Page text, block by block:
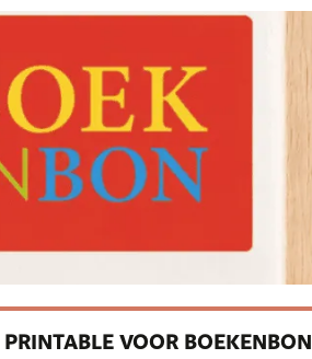
VOOR BOEKENBON